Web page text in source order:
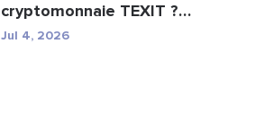
cryptomonnaie TEXIT ?
Minage, spécifications ...
Jul 4, 2026